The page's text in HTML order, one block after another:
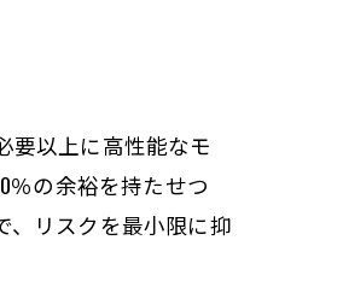
要以上に高性能なモ
％の余裕を持たせつ
、リスクを最小限に抑